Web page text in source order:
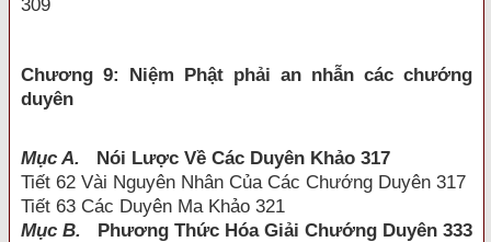
309
Chương 9: Niệm Phật phải an nhẫn các chướng
duyên
Mục A. Nói Lược Về Các Duyên Khảo 317
Tiết 62 Vài Nguyên Nhân Của Các Chướng Duyên 317
Tiết 63 Các Duyên Ma Khảo 321
Mục B. Phương Thức Hóa Giải Chướng Duyên 333